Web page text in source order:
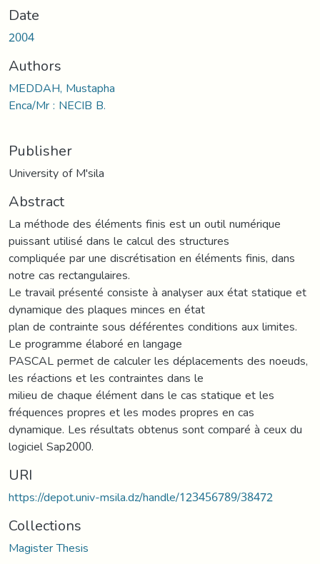
Date
2004
Authors
MEDDAH, Mustapha
Enca/Mr : NECIB B.
Publisher
University of M'sila
Abstract
La méthode des éléments finis est un outil numérique
puissant utilisé dans le calcul des structures
compliquée par une discrétisation en éléments finis, dans
notre cas rectangulaires.
Le travail présenté consiste à analyser aux état statique et
dynamique des plaques minces en état
plan de contrainte sous déférentes conditions aux limites.
Le programme élaboré en langage
PASCAL permet de calculer les déplacements des noeuds,
les réactions et les contraintes dans le
milieu de chaque élément dans le cas statique et les
fréquences propres et les modes propres en cas
dynamique. Les résultats obtenus sont comparé à ceux du
logiciel Sap2000.
URI
https://depot.univ-msila.dz/handle/123456789/38472
Collections
Magister Thesis